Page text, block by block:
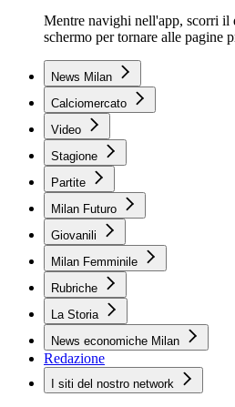
Mentre navighi nell'app, scorri il
schermo per tornare alle pagine
News Milan
Calciomercato
Video
Stagione
Partite
Milan Futuro
Giovanili
Milan Femminile
Rubriche
La Storia
News economiche Milan
Redazione
I siti del nostro network